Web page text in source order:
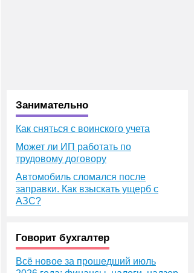
Занимательно
Как сняться с воинского учета
Может ли ИП работать по
трудовому договору
Автомобиль сломался после
заправки. Как взыскать ущерб с
АЗС?
Говорит бухгалтер
Всё новое за прошедший июль